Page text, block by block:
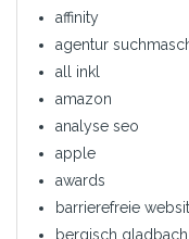
affinity
agentur
all inkl
amazon
analyse seo
apple
awards
barrierefreie
bergisch gladbach